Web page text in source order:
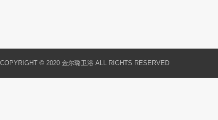
COPYRIGHT © 2020 金尔璐卫浴 ALL RIGHTS RESERVED